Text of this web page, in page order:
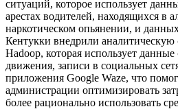
ситуаций, которое использует
арестах водителей, находящихся в
наркотическом опьянении, и
Кентукки внедрили аналитическую
Hadoop, которая использует
движения, записи в социальных
приложения Google Waze, что
администрации оптимизировать
более рационально использовать